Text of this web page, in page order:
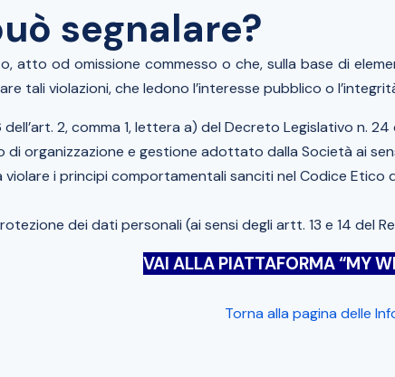
segnalare?
atto od omissione commesso o che, sulla base di
tali violazioni, che ledono l’interesse pubblico o
2, comma 1, lettera a) del Decreto Legislativo n. 24
di organizzazione e gestione adottato dalla Società ai
i principi comportamentali sanciti nel Codice Etico
dei dati personali (ai sensi degli artt. 13 e 14 del
VAI ALLA PIATTAFORMA “MY
Torna alla pagina delle